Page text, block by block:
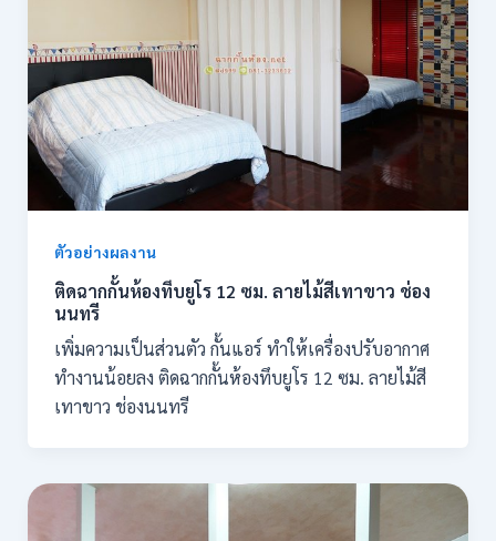
ตัวอย่างผลงาน
ติดฉากกั้นห้องทึบยูโร 12 ซม. ลายไม้สีเทาขาว ช่อง
นนทรี
เพิ่มความเป็นส่วนตัว กั้นแอร์ ทำให้เครื่องปรับอากาศ
ทำงานน้อยลง ติดฉากกั้นห้องทึบยูโร 12 ซม. ลายไม้สี
เทาขาว ช่องนนทรี